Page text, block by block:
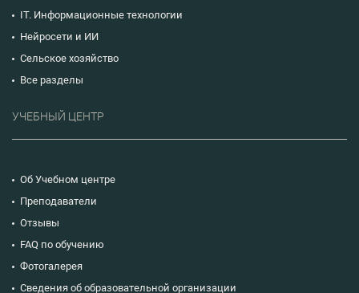
IT. Информационные технологии
Нейросети и ИИ
Сельское хозяйство
Все разделы
УЧЕБНЫЙ ЦЕНТР
Об Учебном центре
Преподаватели
Отзывы
FAQ по обучению
Фотогалерея
Сведения об образовательной организации